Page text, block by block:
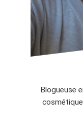
Blogueuse